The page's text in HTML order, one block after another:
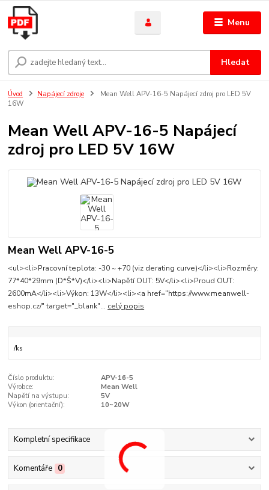
Menu
Hledat
Úvod Napájecí zdroje
Mean Well APV-16-5 Napájecí zdroj pro LED 5V
16W
Mean Well APV-16-5 Napájecí
zdroj pro LED 5V 16W
Mean Well APV-16-5
<ul><li>Pracovní teplota: -30 ~ +70 (viz derating curve)</li><li>Rozměry:
77*40*29mm (D*Š*V)</li><li>Napětí OUT: 5V</li><li>Proud OUT:
2600mA</li><li>Výkon: 13W</li><li><a href="https://www.meanwell-
eshop.cz/" target="_blank"... celý popis
/ks
Číslo produktu:
APV-16-5
Výrobce:
Mean Well
Napětí na výstupu:
5V
Výkon (orientační):
10~20W
Kompletní specifikace
Komentáře 0